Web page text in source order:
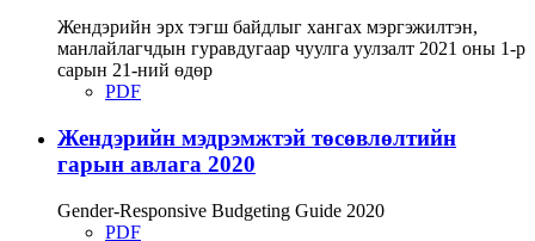
Жендэрийн эрх тэгш байдлыг хангах мэргэжилтэн,
манлайлагчдын гуравдугаар чуулга уулзалт 2021 оны 1-р
сарын 21-ний өдөр
PDF
Жендэрийн мэдрэмжтэй төсөвлөлтийн
гарын авлага 2020
Gender-Responsive Budgeting Guide 2020
PDF